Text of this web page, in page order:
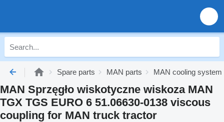
Spare parts MAN parts MAN cooling system
MAN Sprzęgło wiskotyczne wiskoza MAN
TGX TGS EURO 6 51.06630-0138 viscous
coupling for MAN truck tractor